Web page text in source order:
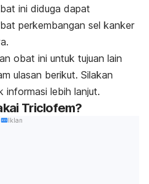
ini diduga dapat
perkembangan sel kanker
obat ini untuk tujuan lain
ulasan berikut. Silakan
lebih lanjut.
Triclofem?
Iklan